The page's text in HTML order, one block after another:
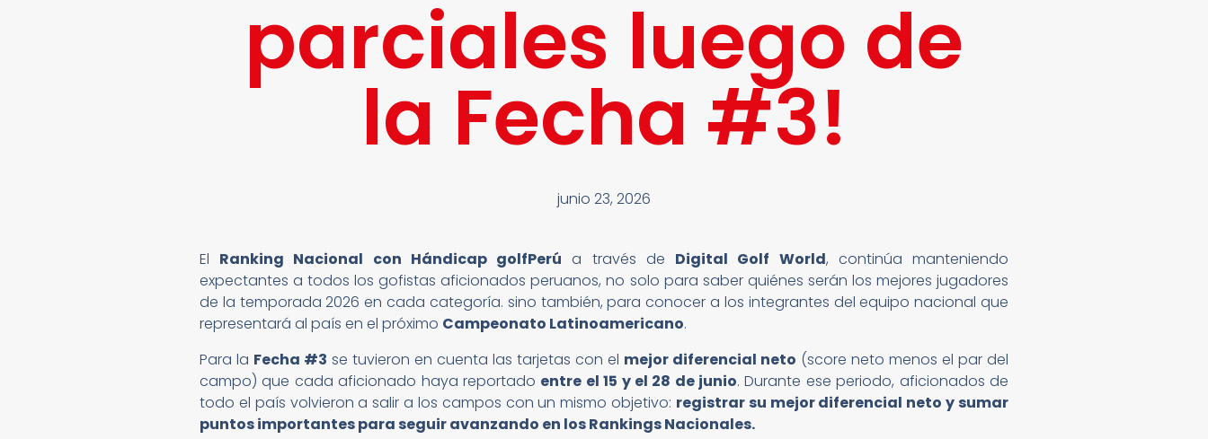
parciales luego de
la Fecha #3!
junio 23, 2026
El Ranking Nacional con Hándicap golfPerú a través de Digital Golf World, continúa manteniendo
expectantes a todos los gofistas aficionados peruanos, no solo para saber quiénes serán los mejores jugadores
de la temporada 2026 en cada categoría. sino también, para conocer a los integrantes del equipo nacional que
representará al país en el próximo Campeonato Latinoamericano.
Para la Fecha #3 se tuvieron en cuenta las tarjetas con el mejor diferencial neto (score neto menos el par del
campo) que cada aficionado haya reportado entre el 15 y el 28 de junio. Durante ese periodo, aficionados de
todo el país volvieron a salir a los campos con un mismo objetivo: registrar su mejor diferencial neto y sumar
puntos importantes para seguir avanzando en los Rankings Nacionales.